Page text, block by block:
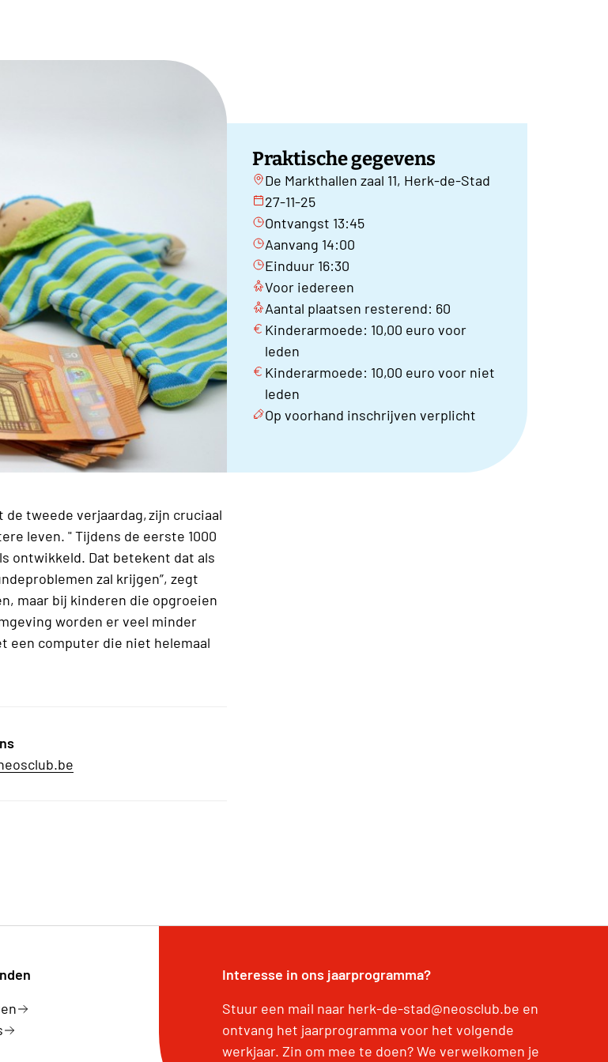
Praktische gegevens
De Markthallen zaal 11, Herk-de-Stad
27-11-25
Ontvangst 13:45
Aanvang 14:00
Einduur 16:30
Voor iedereen
Aantal plaatsen resterend: 60
Kinderarmoede: 10,00 euro voor
leden
Kinderarmoede: 10,00 euro voor niet
leden
Op voorhand inschrijven verplicht
tweede verjaardag, zijn cruciaal
leven. " Tijdens de eerste 1000
ontwikkeld. Dat betekent dat als
zal krijgen”, zegt
maar bij kinderen die opgroeien
worden er veel minder
een computer die niet helemaal
Interesse in ons jaarprogramma?
Stuur een mail naar herk-de-stad@neosclub.be en
ontvang het jaarprogramma voor het volgende
werkjaar. Zin om mee te doen? We verwelkomen je